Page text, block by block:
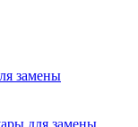
замены
для замены